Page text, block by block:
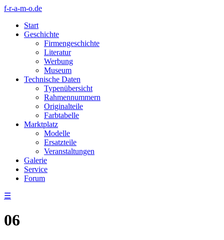
f-r-a-m-o.de
Start
Geschichte
Firmengeschichte
Literatur
Werbung
Museum
Technische Daten
Typenübersicht
Rahmennummern
Originalteile
Farbtabelle
Marktplatz
Modelle
Ersatzteile
Veranstaltungen
Galerie
Service
Forum
☰
06